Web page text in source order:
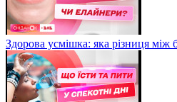
Здорова усмішка: яка різниця між